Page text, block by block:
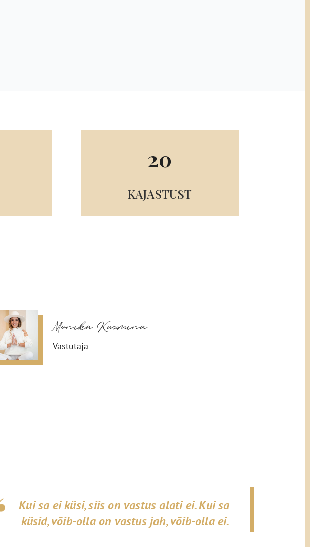
20
KAJASTUST
Monika Kuzmina
Vastutaja
Kui sa ei küsi, siis on vastus alati ei. Kui sa
küsid, võib-olla on vastus jah, võib-olla ei.